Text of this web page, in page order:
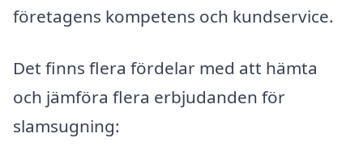
företagens kompetens och kundservice.
Det finns flera fördelar med att hämta
och jämföra flera erbjudanden för
slamsugning: